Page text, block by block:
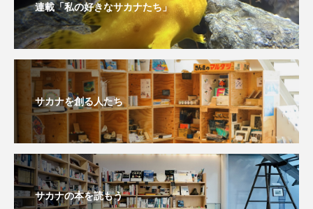
産卵 田んぼ 甲殻類 発酵食品
白身魚 相模川 磯 磯焼け
磯遊び 神戸須磨シーワールド
私の好きなサカナたち 稚魚 絶滅危惧種
絶滅種 繁殖 繫殖 美ら海水族館
美容 群馬県 耳石 脊索動物
連載「私の好きなサカナたち」
サカナを創る人たち
サカナの本を読もう